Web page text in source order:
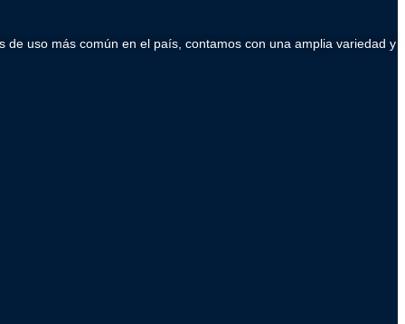
uso más común en el país, contamos con una amplia variedad y